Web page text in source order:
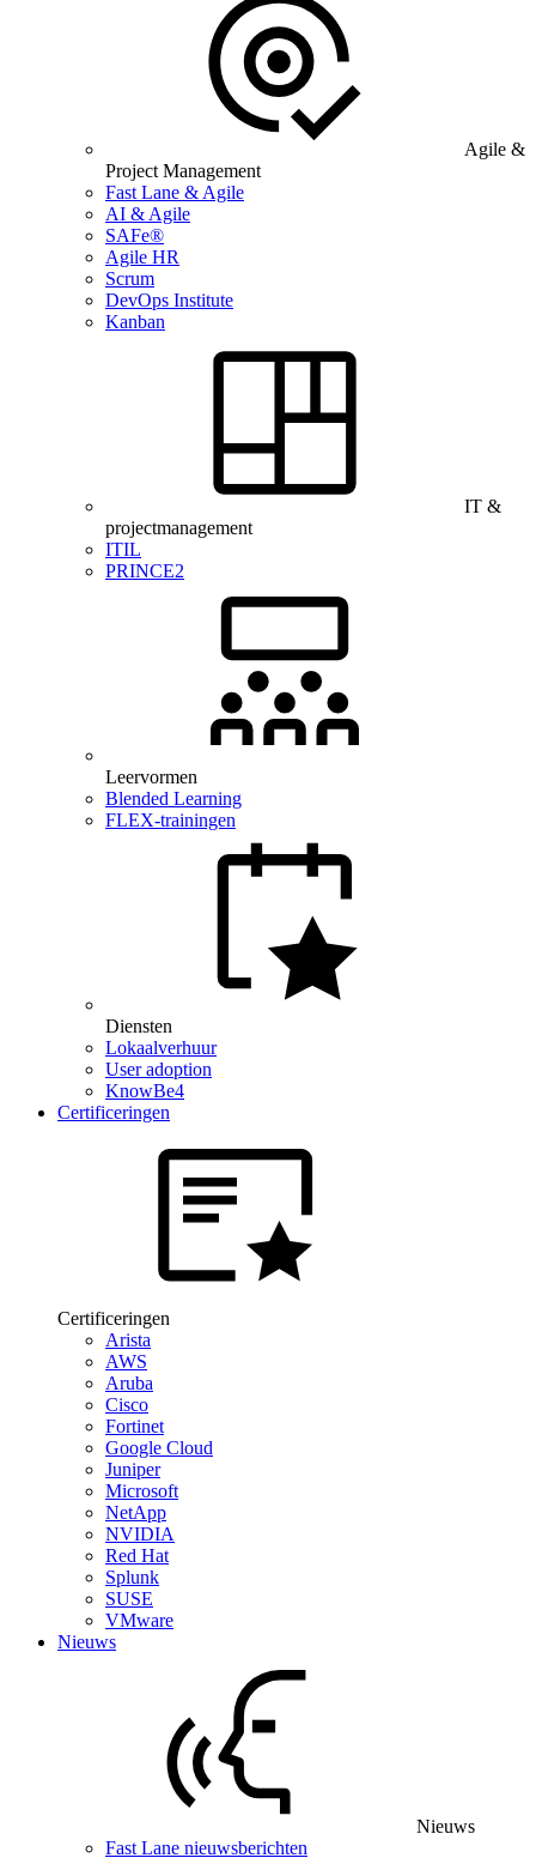
Agile &
Project Management
Fast Lane & Agile
AI & Agile
SAFe®
Agile HR
Scrum
DevOps Institute
Kanban
IT &
projectmanagement
ITIL
PRINCE2
Leervormen
Blended Learning
FLEX-trainingen
Diensten
Lokaalverhuur
User adoption
KnowBe4
Certificeringen
Certificeringen
Arista
AWS
Aruba
Cisco
Fortinet
Google Cloud
Juniper
Microsoft
NetApp
NVIDIA
Red Hat
Splunk
SUSE
VMware
Nieuws
Nieuws
Fast Lane nieuwsberichten